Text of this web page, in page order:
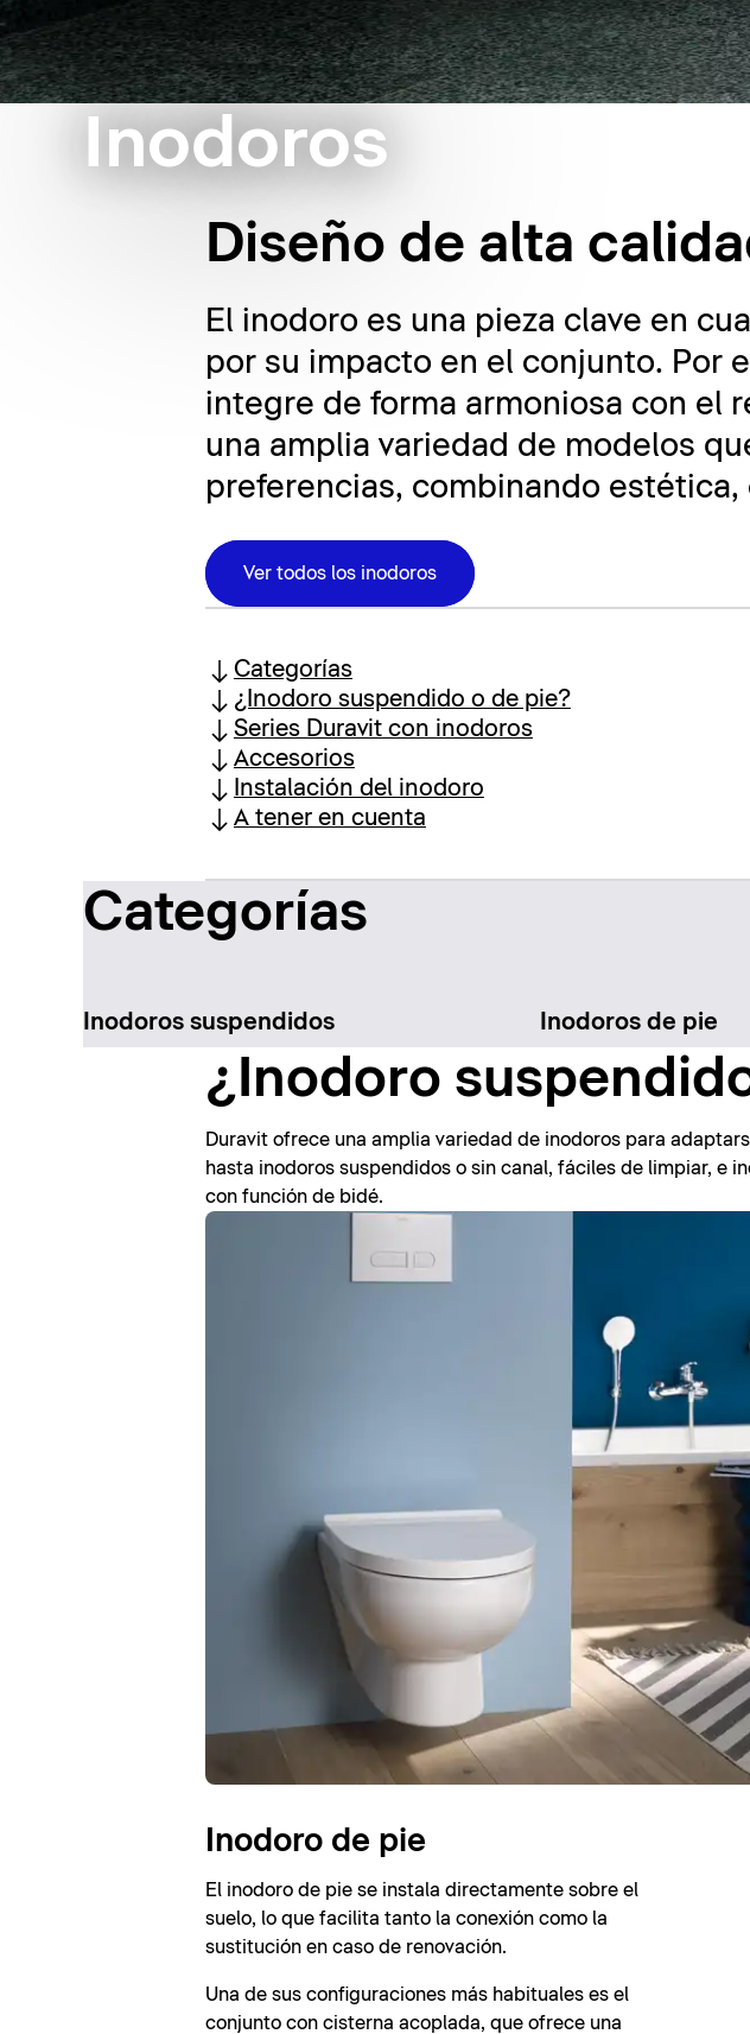
Inodoros
Diseño de alta
El inodoro es una pieza clave en
por su impacto en el conjunto. Por
integre de forma armoniosa con el
una amplia variedad de modelos
preferencias, combinando
Ver todos los inodoros
Categorías
¿Inodoro suspendido o de pie?
Series Duravit con inodoros
Accesorios
Instalación del inodoro
A tener en cuenta
Categorías
Inodoros suspendidos Inodoros de pie
¿Inodoro
Duravit ofrece una amplia variedad de inodoros para
hasta inodoros suspendidos o sin canal, fáciles de limpiar, e
con función de bidé.
Inodoro de pie
El inodoro de pie se instala directamente sobre el
suelo, lo que facilita tanto la conexión como la
sustitución en caso de renovación.
Una de sus configuraciones más habituales es el
conjunto con cisterna acoplada, que ofrece una